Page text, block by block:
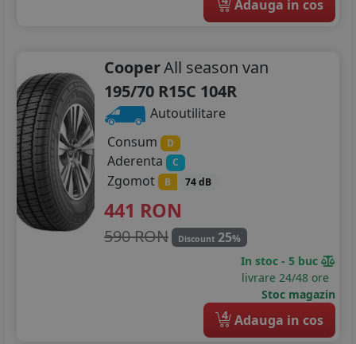
Adauga in cos
CooperAll season van
195/70 R15C 104R
Autoutilitare
Consum
D
Aderenta C
Zgomot B 74 dB
441 RON
590 RON Discount 25%
In stoc - 5 buc
livrare 24/48 ore
Stoc magazin
4 Adauga in cos